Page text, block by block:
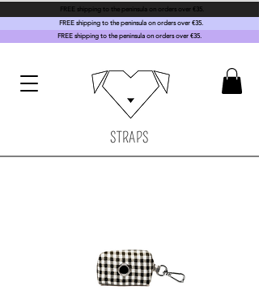
FREE shipping to the peninsula on orders over €35.
FREE shipping to the peninsula on orders over €35.
STRAPS
FREE shipping to the peninsula on orders over €35.